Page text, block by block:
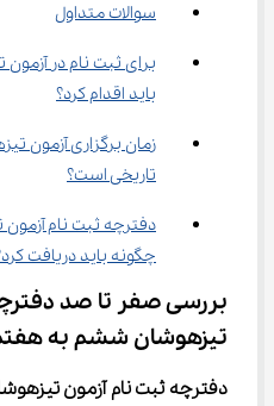
سوالات متداول
برای ثبت نام در
باید اقدام کرد؟
تاریخی است؟
چگونه باید دریافت
بررسی صفر تا صد
تیزهوشان ششم به
دفترچه ثبت نام آزمون